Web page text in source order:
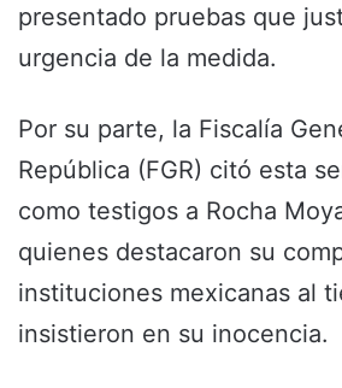
presentado pruebas que
urgencia de la medida.
Por su parte, la Fiscalía
República (FGR) citó esta
como testigos a Rocha
quienes destacaron su
instituciones mexicanas al
insistieron en su inocencia.